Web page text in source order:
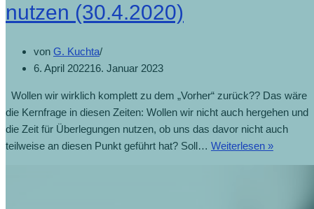
nutzen (30.4.2020)
von G. Kuchta
6. April 202216. Januar 2023
Wollen wir wirklich komplett zu dem „Vorher“ zurück?? Das wäre
die Kernfrage in diesen Zeiten: Wollen wir nicht auch hergehen und
die Zeit für Überlegungen nutzen, ob uns das davor nicht auch
teilweise an diesen Punkt geführt hat? Soll… Weiterlesen »Die